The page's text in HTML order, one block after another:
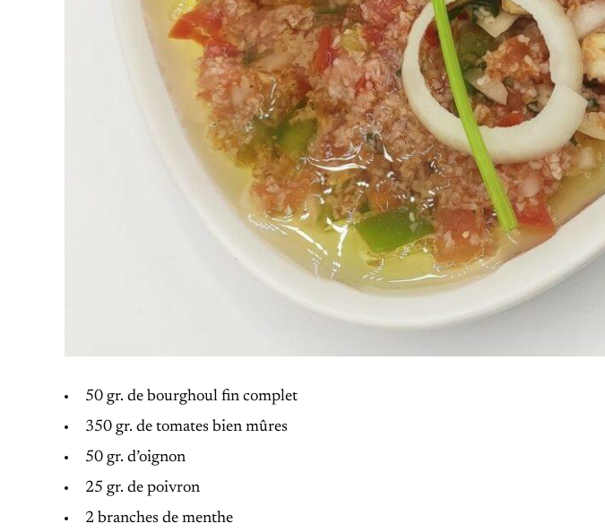
50 gr. de bourghoul fin complet
350 gr. de tomates bien mûres
50 gr. d’oignon
25 gr. de poivron
2 branches de menthe